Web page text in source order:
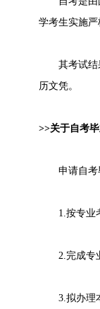
学考生实施严
其考试结果
历文凭。
>>关于自考
申请自考毕
1.按专业考
2.完成专业
3.拟办理本